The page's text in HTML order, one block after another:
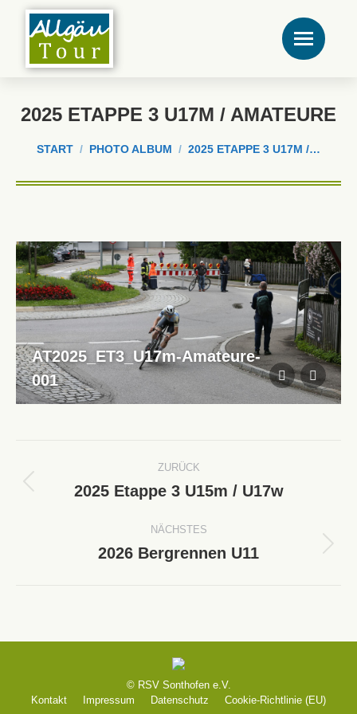
2025 ETAPPE 3 U17M / AMATEURE
START PHOTO ALBUM 2025 ETAPPE 3 U17M /…
AT2025_ET3_U17m-Amateure-
001
Navigation
ZURÜCK
Vorheriges
2025 Etappe 3 U15m / U17w
NÄCHSTES
Nächstes
2026 Bergrennen U11
© RSV Sonthofen e.V.
Kontakt
Impressum Datenschutz Cookie-Richtlinie (EU)